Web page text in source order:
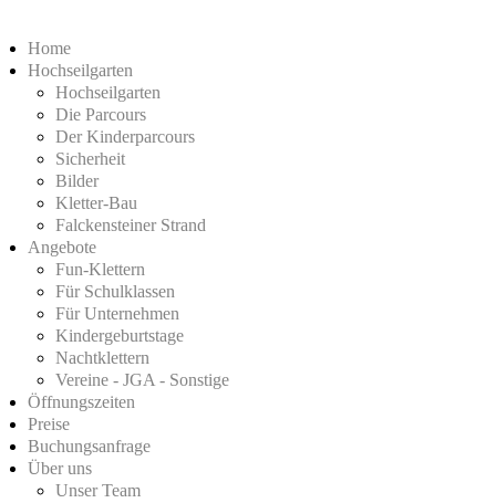
Home
Hochseilgarten
Hochseilgarten
Die Parcours
Der Kinderparcours
Sicherheit
Bilder
Kletter-Bau
Falckensteiner Strand
Angebote
Fun-Klettern
Für Schulklassen
Für Unternehmen
Kindergeburtstage
Nachtklettern
Vereine - JGA - Sonstige
Öffnungszeiten
Preise
Buchungsanfrage
Über uns
Unser Team